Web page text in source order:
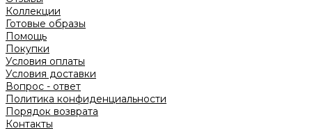
Коллекции
Готовые образы
Помощь
Покупки
Условия оплаты
Условия доставки
Вопрос - ответ
Политика конфиденциальности
Порядок возврата
Контакты